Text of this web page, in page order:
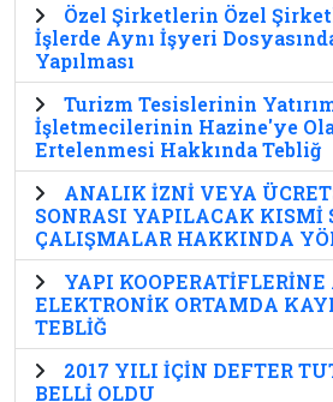
Özel Şirketlerin Özel
İşlerde Aynı İşyeri
Yapılması
Turizm Tesislerinin
İşletmecilerinin Hazine'ye
Ertelenmesi Hakkında Tebliğ
ANALIK İZNİ VEYA
SONRASI YAPILACAK KISMİ
ÇALIŞMALAR HAKKINDA
YAPI
ELEKTRONİK ORTAMDA
TEBLİĞ
2017 YILI İÇİN DEFTER
BELLİ OLDU